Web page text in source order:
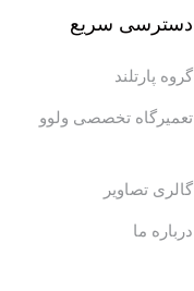
دسترسی سریع
گروه پارتلند
تعمیرگاه تخصصی ولوو
گالری تصاویر
درباره ما